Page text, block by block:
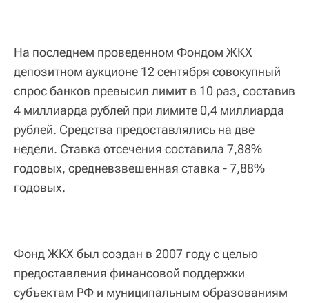
На последнем проведенном Фондом ЖКХ
депозитном аукционе 12 сентября совокупный
спрос банков превысил лимит в 10 раз, составив
4 миллиарда рублей при лимите 0,4 миллиарда
рублей. Средства предоставлялись на две
недели. Ставка отсечения составила 7,88%
годовых, средневзвешенная ставка - 7,88%
годовых.
Фонд ЖКХ был создан в 2007 году с целью
предоставления финансовой поддержки
субъектам РФ и муниципальным образованиям